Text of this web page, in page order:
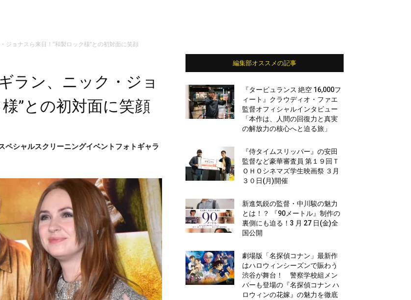
ジョナスら来日！“和製ロック様”との初対面に笑顔
ラン、ニック・ジョ
”との初対面に笑顔
ペシャルスクリーニングイベントフォトギャラ
編集部オススメの記事
『タービュランス 絶空 16,000フ
ィート』クラウディオ・ファエ
監督オフィシャルインタビュー
「本作は、人間の回復力と真実
の解放力の核心へと迫る旅」
『侍タイムスリッパー』の安田
監督など豪華審査員 第１９回Ｔ
ＯＨＯシネマズ学生映画祭 ３月
３０日(月)開催
新進気鋭の監督・中川駿の魅力
とは！？ 『90メートル』制作の
裏側にも迫る！3 月 27 日(金)全
国公開
劇場版「名探偵コナン」最新作
はハロウィンシーズンで賑わう
渋谷が舞台！ 警察学校組メン
バーも登場の『名探偵コナン ハ
ロウィンの花嫁』の魅力を徹底